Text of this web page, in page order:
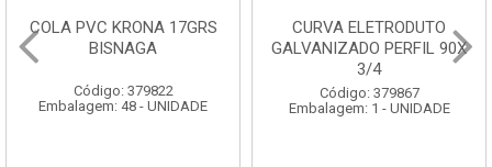
COLA PVC KRONA 17GRS
BISNAGA
Código: 379822
Embalagem: 48 - UNIDADE
CURVA ELETRODUTO
GALVANIZADO PERFIL 90X
3/4
Código: 379867
Embalagem: 1 - UNIDADE